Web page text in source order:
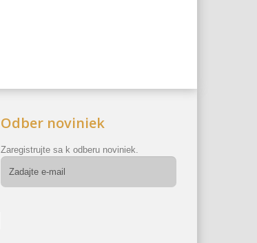
Odber noviniek
Zaregistrujte sa k odberu noviniek.